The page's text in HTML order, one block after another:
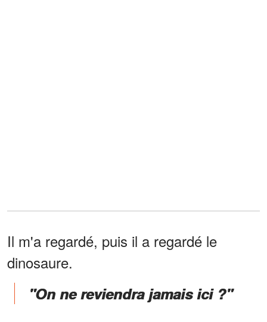
Il m'a regardé, puis il a regardé le
dinosaure.
"On ne reviendra jamais ici ?"